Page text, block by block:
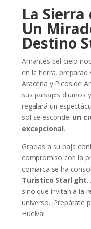
La Sierra
Un
Destino
Amantes del cielo
en la tierra, preparad
Aracena y Picos de
sus paisajes diurnos
regalará un
sol se esconde: un
excepcional.
Gracias a su baja
compromiso con la
comarca se ha
Turístico Starlight.
sino que invitan a la
universo. ¡Prepárate
Huelva!